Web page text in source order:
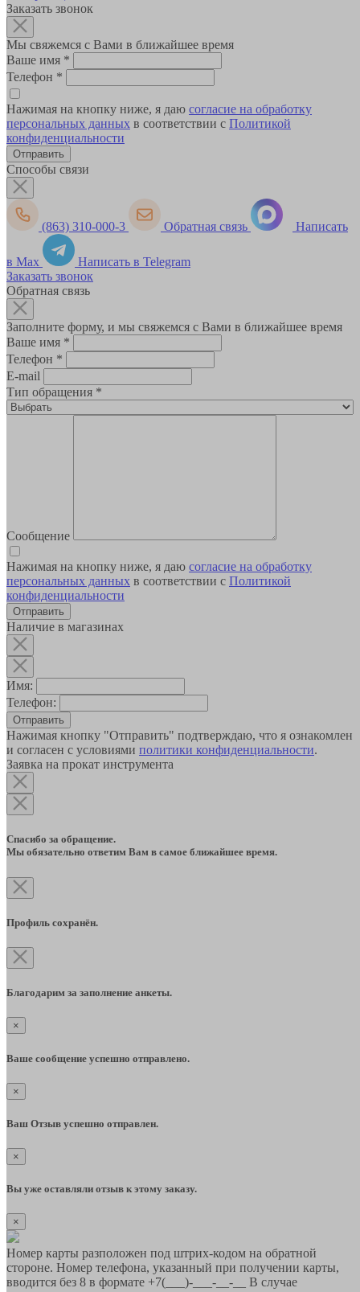
Заказать звонок
Мы свяжемся с Вами в ближайшее время
Ваше имя *
Телефон *
Нажимая на кнопку ниже, я даю согласие на обработку
персональных данных в соответствии с Политикой
конфиденциальности
Способы связи
(863) 310-000-3 Обратная связь Написать
в Max
Написать в Telegram
Заказать звонок
Обратная связь
Заполните форму, и мы свяжемся с Вами в ближайшее время
Ваше имя *
Телефон *
E-mail
Тип обращения *
Сообщение
Нажимая на кнопку ниже, я даю согласие на обработку
персональных данных в соответствии с Политикой
конфиденциальности
Наличие в магазинах
Имя:
Телефон:
Отправить
Нажимая кнопку "Отправить" подтверждаю, что я ознакомлен
и согласен с условиями политики конфиденциальности.
Заявка на прокат инструмента
Спасибо за обращение.
Мы обязательно ответим Вам в самое ближайшее время.
Профиль сохранён.
Благодарим за заполнение анкеты.
×
Ваше сообщение успешно отправлено.
×
Ваш Отзыв успешно отправлен.
×
Вы уже оставляли отзыв к этому заказу.
×
Номер карты разположен под штрих-кодом на обратной
стороне. Номер телефона, указанный при получении карты,
вводится без 8 в формате +7(___)-___-__-__ В случае